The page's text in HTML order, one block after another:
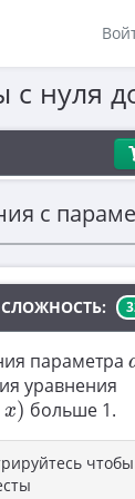
с нуля
с
уравнений с
с
с
СЛОЖНОСТЬ:
параметра
уравнения
x) больше 1.